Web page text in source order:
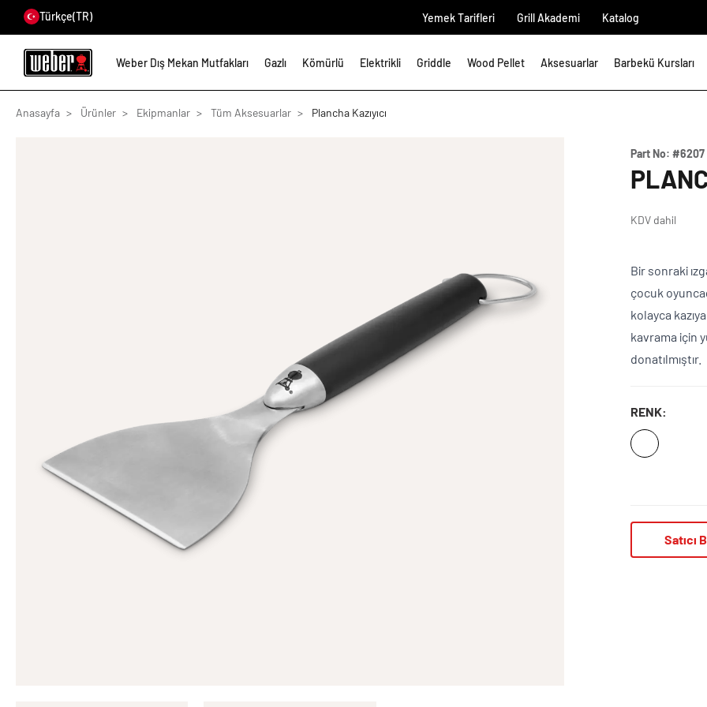
Türkçe(TR) Yemek Tarifleri Grill Akademi Katalog
Weber Dış Mekan Mutfakları Gazlı Kömürlü Elektrikli Griddle Wood Pellet Aksesuarlar Barbekü Kursları
Anasayfa Ürünler Ekipmanlar Tüm Aksesuarlar Plancha Kazıyıcı
Part No:#6207
KDV dahil
Bir sonraki
çocuk
kolayca
kavrama için
donatılmıştır.
RENK:
Satıcı